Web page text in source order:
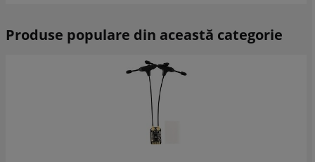
Produse populare din această categorie